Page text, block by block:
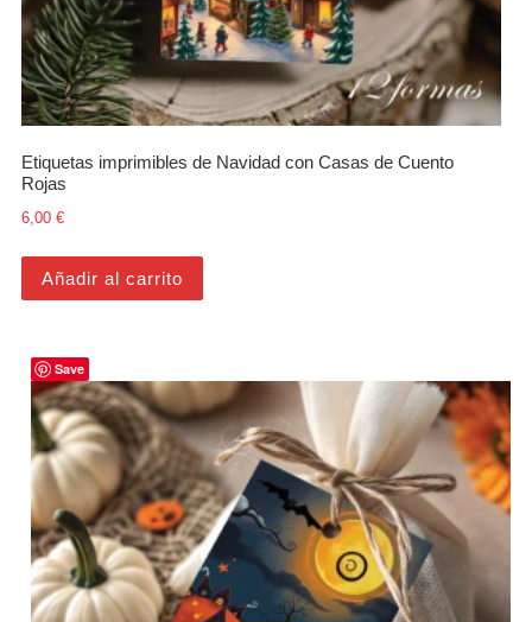
Etiquetas imprimibles de Navidad con Casas de Cuento
Rojas
6,00€
Añadir al carrito
Save